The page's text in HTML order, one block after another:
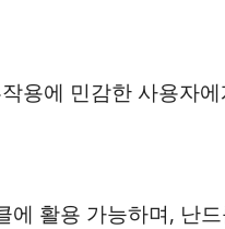
용에 민감한 사용자
에 활용 가능하며, 난